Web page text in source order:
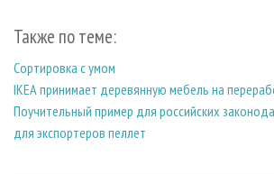
Также по теме:
Сортировка с умом
IКЕА принимает деревянную мебель на
Поучительный пример для российских
для экспортеров пеллет